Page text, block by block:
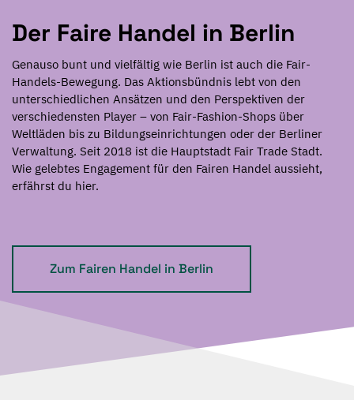
Der Faire Handel in Berlin
Genauso bunt und vielfältig wie Berlin ist auch die Fair-
Handels-Bewegung. Das Aktionsbündnis lebt von den
unterschiedlichen Ansätzen und den Perspektiven der
verschiedensten Player – von Fair-Fashion-Shops über
Weltläden bis zu Bildungseinrichtungen oder der Berliner
Verwaltung. Seit 2018 ist die Hauptstadt Fair Trade Stadt.
Wie gelebtes Engagement für den Fairen Handel aussieht,
erfährst du hier.
Zum Fairen Handel in Berlin